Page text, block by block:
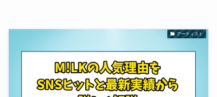
アーティスト